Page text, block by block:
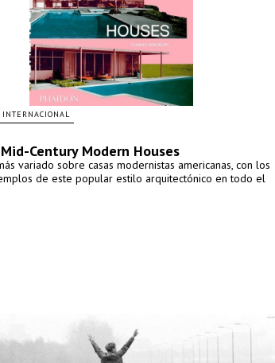
INTERNACIONAL
Century Modern Houses
variado sobre casas modernistas americanas, con los
de este popular estilo arquitectónico en todo el